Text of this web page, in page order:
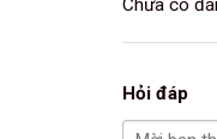
Chưa có
Hỏi đáp